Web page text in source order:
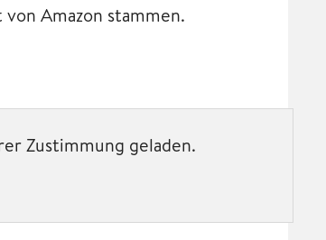
Amazon stammen.
Zustimmung geladen.